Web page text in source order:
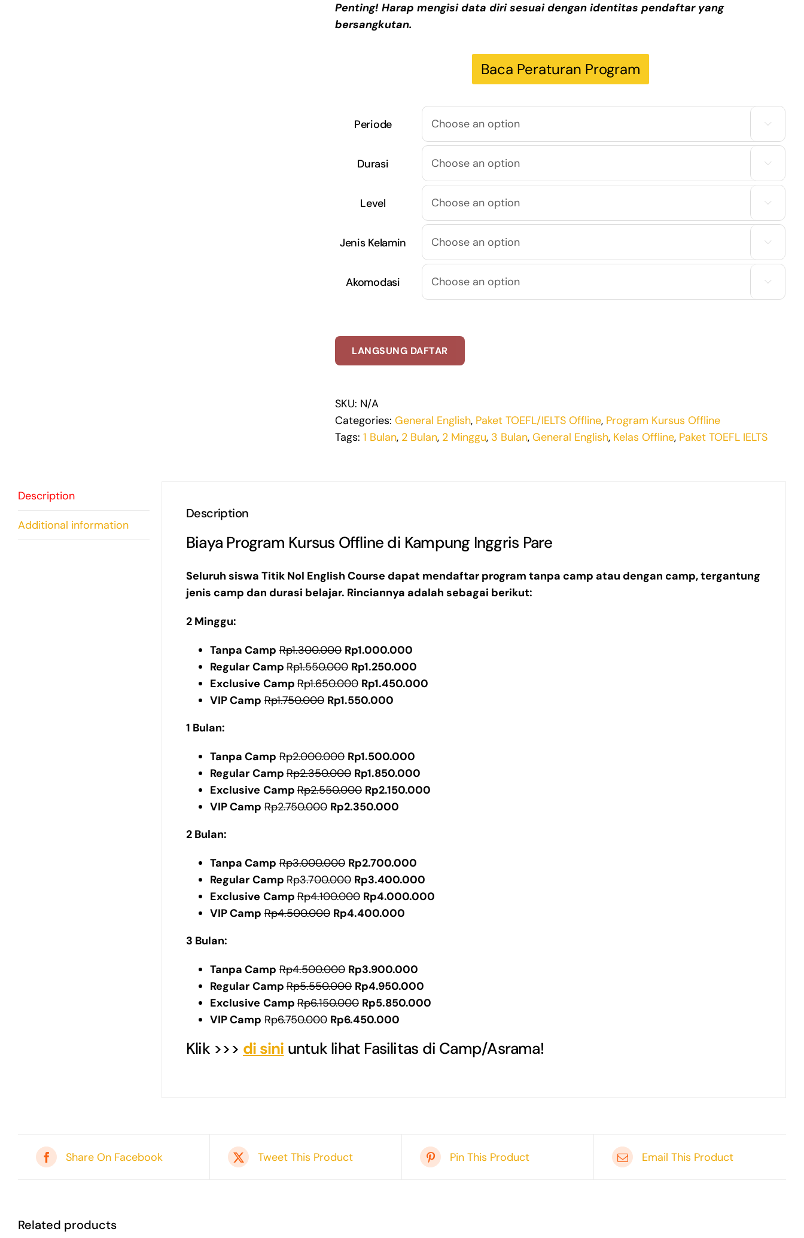
Penting! Harap mengisi data diri sesuai dengan identitas pendaftar yang
bersangkutan.
Baca Peraturan Program
Periode 
Durasi 
Level 
Jenis Kelamin 
Akomodasi 
LANGSUNG DAFTAR
SKU: N/A
Categories: General English, Paket TOEFL/IELTS Offline, Program Kursus Offline
Tags: 1 Bulan, 2 Bulan, 2 Minggu, 3 Bulan, General English, Kelas Offline, Paket TOEFL IELTS
Description
Additional information
Description
Biaya Program Kursus Offline di Kampung Inggris Pare
Seluruh siswa Titik Nol English Course dapat mendaftar program tanpa camp atau dengan camp, tergantung
jenis camp dan durasi belajar. Rinciannya adalah sebagai berikut:
2 Minggu:
Tanpa Camp Rp1.300.000 Rp1.000.000
Regular Camp Rp1.550.000 Rp1.250.000
Exclusive Camp Rp1.650.000 Rp1.450.000
VIP Camp Rp1.750.000 Rp1.550.000
1 Bulan:
Tanpa Camp Rp2.000.000 Rp1.500.000
Regular Camp Rp2.350.000 Rp1.850.000
Exclusive Camp Rp2.550.000 Rp2.150.000
VIP Camp Rp2.750.000 Rp2.350.000
2 Bulan:
Tanpa Camp Rp3.000.000 Rp2.700.000
Regular Camp Rp3.700.000 Rp3.400.000
Exclusive Camp Rp4.100.000 Rp4.000.000
VIP Camp Rp4.500.000 Rp4.400.000
3 Bulan:
Tanpa Camp Rp4.500.000 Rp3.900.000
Regular Camp Rp5.550.000 Rp4.950.000
Exclusive Camp Rp6.150.000 Rp5.850.000
VIP Camp Rp6.750.000 Rp6.450.000
Klik >>> di sini untuk lihat Fasilitas di Camp/Asrama!
Share On Facebook Tweet This Product Pin This Product Email This Product
Related products